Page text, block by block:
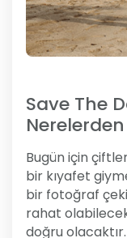
Save The
Nerelerden
Bugün için
bir kıyafet
bir fotoğraf
rahat
doğru